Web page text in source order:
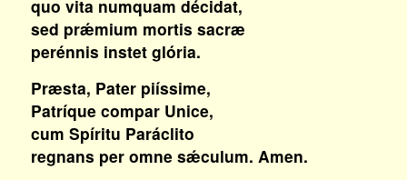
quo vita numquam décidat,
sed prǽmium mortis sacræ
perénnis instet glória.
Præsta, Pater piíssime,
Patríque compar Unice,
cum Spíritu Paráclito
regnans per omne sǽculum. Amen.